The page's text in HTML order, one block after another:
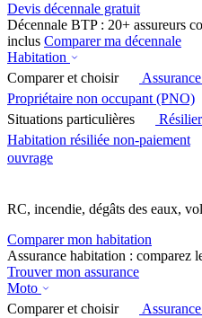
Devis décennale gratuit
Décennale BTP : 20+ assureurs
inclus Comparer ma décennale
Habitation
Comparer et choisir
Propriétaire non occupant (PNO)
Situations particulières
Habitation résiliée non-paiement
ouvrage
RC, incendie, dégâts des eaux,
Comparer mon habitation
Assurance habitation : comparez
Trouver mon assurance
Moto
Comparer et choisir